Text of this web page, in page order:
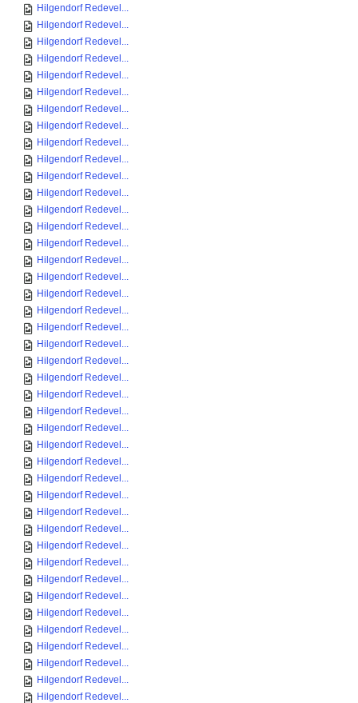
Hilgendorf Redevel...
Hilgendorf Redevel...
Hilgendorf Redevel...
Hilgendorf Redevel...
Hilgendorf Redevel...
Hilgendorf Redevel...
Hilgendorf Redevel...
Hilgendorf Redevel...
Hilgendorf Redevel...
Hilgendorf Redevel...
Hilgendorf Redevel...
Hilgendorf Redevel...
Hilgendorf Redevel...
Hilgendorf Redevel...
Hilgendorf Redevel...
Hilgendorf Redevel...
Hilgendorf Redevel...
Hilgendorf Redevel...
Hilgendorf Redevel...
Hilgendorf Redevel...
Hilgendorf Redevel...
Hilgendorf Redevel...
Hilgendorf Redevel...
Hilgendorf Redevel...
Hilgendorf Redevel...
Hilgendorf Redevel...
Hilgendorf Redevel...
Hilgendorf Redevel...
Hilgendorf Redevel...
Hilgendorf Redevel...
Hilgendorf Redevel...
Hilgendorf Redevel...
Hilgendorf Redevel...
Hilgendorf Redevel...
Hilgendorf Redevel...
Hilgendorf Redevel...
Hilgendorf Redevel...
Hilgendorf Redevel...
Hilgendorf Redevel...
Hilgendorf Redevel...
Hilgendorf Redevel...
Hilgendorf Redevel...